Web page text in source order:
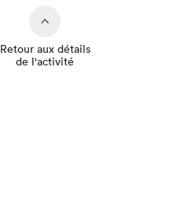
Retour aux détails
de l'activité